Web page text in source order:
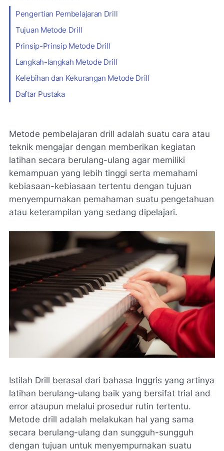
Pengertian Pembelajaran Drill
Tujuan Metode Drill
Prinsip-Prinsip Metode Drill
Langkah-langkah Metode Drill
Kelebihan dan Kekurangan Metode Drill
Daftar Pustaka
Metode pembelajaran drill adalah suatu cara atau
teknik mengajar dengan memberikan kegiatan
latihan secara berulang-ulang agar memiliki
kemampuan yang lebih tinggi serta memahami
kebiasaan-kebiasaan tertentu dengan tujuan
menyempurnakan pemahaman suatu pengetahuan
atau keterampilan yang sedang dipelajari.
Istilah Drill berasal dari bahasa Inggris yang artinya
latihan berulang-ulang baik yang bersifat trial and
error ataupun melalui prosedur rutin tertentu.
Metode drill adalah melakukan hal yang sama
secara berulang-ulang dan sungguh-sungguh
dengan tujuan untuk menyempurnakan suatu